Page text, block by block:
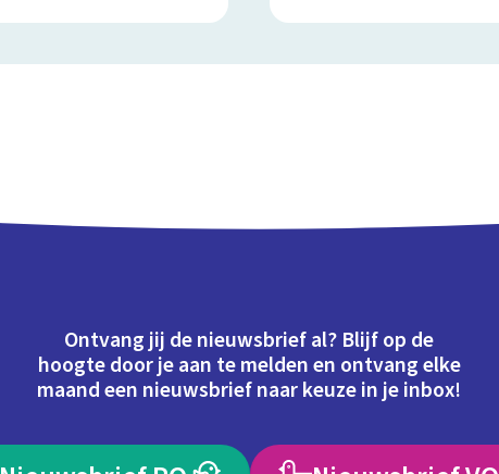
Ontvang jij de nieuwsbrief al? Blijf op de
hoogte door je aan te melden en ontvang elke
maand een nieuwsbrief naar keuze in je inbox!